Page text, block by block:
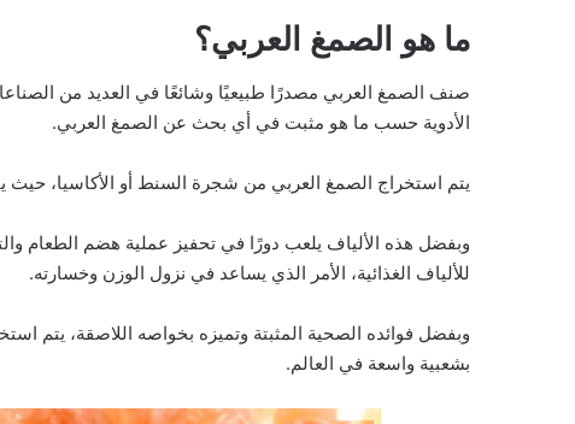
ما هو الصمغ العربي؟
صنف الصمغ العربي مصدرًا طبيعيًا وشائعًا في العديد من
الأدوية حسب ما هو مثبت في أي بحث عن الصمغ العربي.
يتم استخراج الصمغ العربي من شجرة السنط أو الأكاسيا، حيث
وبفضل هذه الألياف يلعب دورًا في تحفيز عملية هضم الطعام
للألياف الغذائية، الأمر الذي يساعد في نزول الوزن وخسارته.
وبفضل فوائده الصحية المثبتة وتميزه بخواصه اللاصقة، يتم
بشعبية واسعة في العالم.